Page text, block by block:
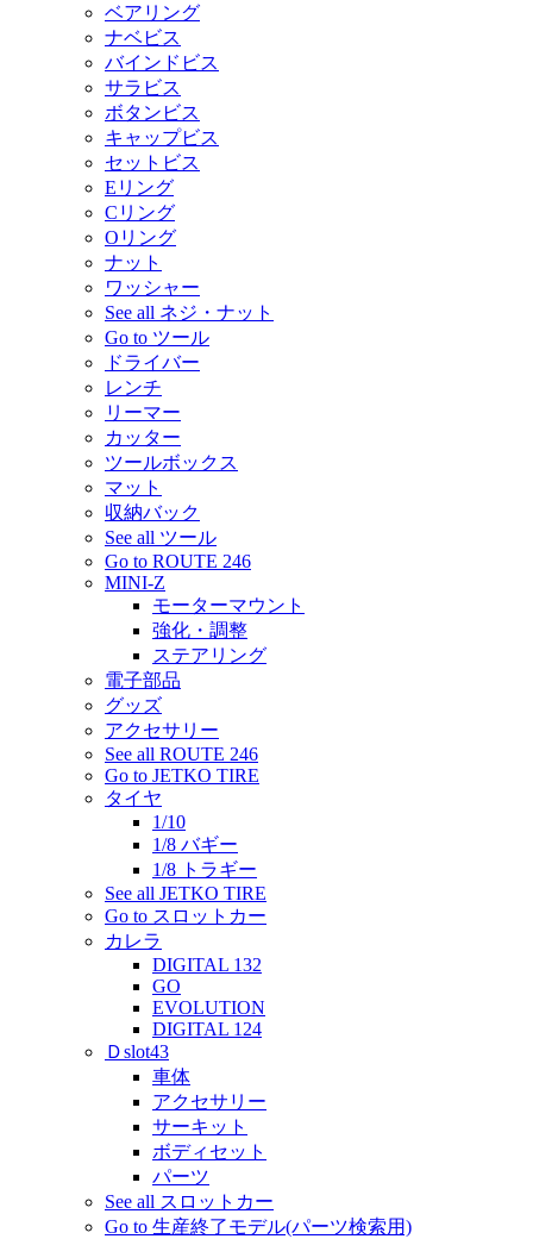
ベアリング
ナベビス
バインドビス
サラビス
ボタンビス
キャップビス
セットビス
Eリング
Cリング
Oリング
ナット
ワッシャー
See all ネジ・ナット
Go to ツール
ドライバー
レンチ
リーマー
カッター
ツールボックス
マット
収納バック
See all ツール
Go to ROUTE 246
MINI-Z
モーターマウント
強化・調整
ステアリング
電子部品
グッズ
アクセサリー
See all ROUTE 246
Go to JETKO TIRE
タイヤ
1/10
1/8 バギー
1/8 トラギー
See all JETKO TIRE
Go to スロットカー
カレラ
DIGITAL 132
GO
EVOLUTION
DIGITAL 124
Ｄslot43
車体
アクセサリー
サーキット
ボディセット
パーツ
See all スロットカー
Go to 生産終了モデル(パーツ検索用)